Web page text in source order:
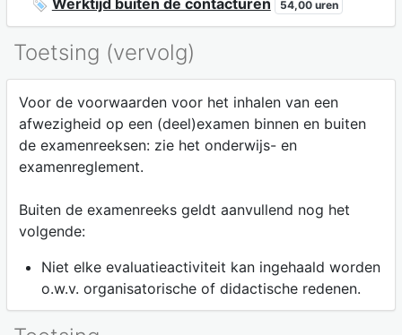
Werktijd buiten de contacturen 54,00 uren
Toetsing (vervolg)
Voor de voorwaarden voor het inhalen van een
afwezigheid op een (deel)examen binnen en buiten
de examenreeksen: zie het onderwijs- en
examenreglement.
Buiten de examenreeks geldt aanvullend nog het
volgende:
Niet elke evaluatieactiviteit kan ingehaald worden
o.w.v. organisatorische of didactische redenen.